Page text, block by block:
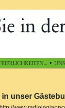
in unser